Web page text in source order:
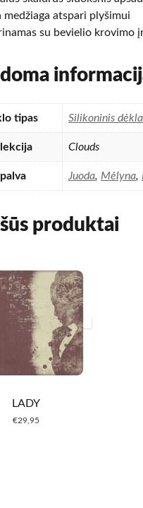
medžiaga atspari plyšimui
su bevielio krovimo
tipas Silikoninis
Clouds
Juoda, Mėlyna,
produktai
LADY
€29,95